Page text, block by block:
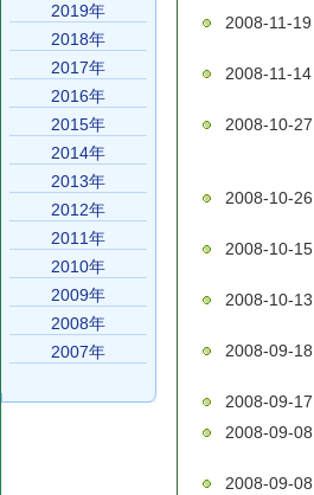
2019年
2018年
2017年
2016年
2015年
2014年
2013年
2012年
2011年
2010年
2009年
2008年
2007年
2008-11-19
2008-11-14
2008-10-27
2008-10-26
2008-10-15
2008-10-13
2008-09-18
2008-09-17
2008-09-08
2008-09-08